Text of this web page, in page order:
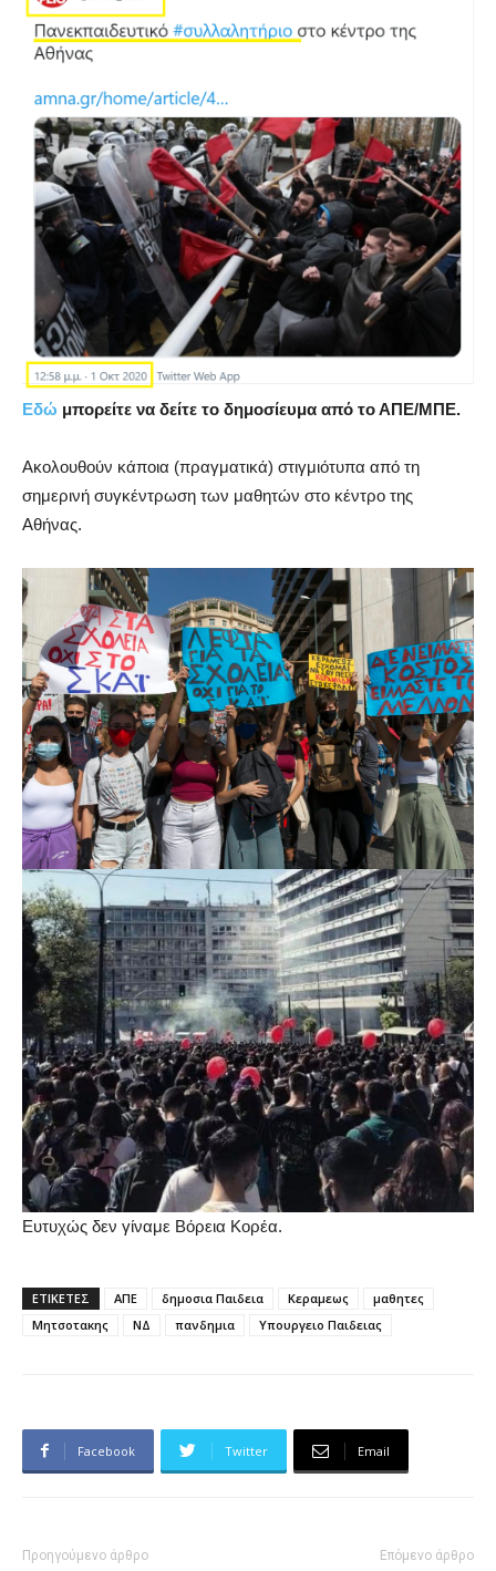
Εδώ μπορείτε να δείτε το δημοσίευμα από το ΑΠΕ/ΜΠΕ.
Ακολουθούν κάποια (πραγματικά) στιγμιότυπα από τη
σημερινή συγκέντρωση των μαθητών στο κέντρο της
Αθήνας.
Ευτυχώς δεν γίναμε Βόρεια Κορέα.
ΕΤΙΚΕΤΕΣ ΑΠΕ δημοσια Παιδεια Κεραμεως
μαθητες
Μητσοτακης
ΝΔ πανδημια Υπουργειο Παιδειας
Facebook Twitter Email
Προηγούμενο άρθρο Επόμενο άρθρο